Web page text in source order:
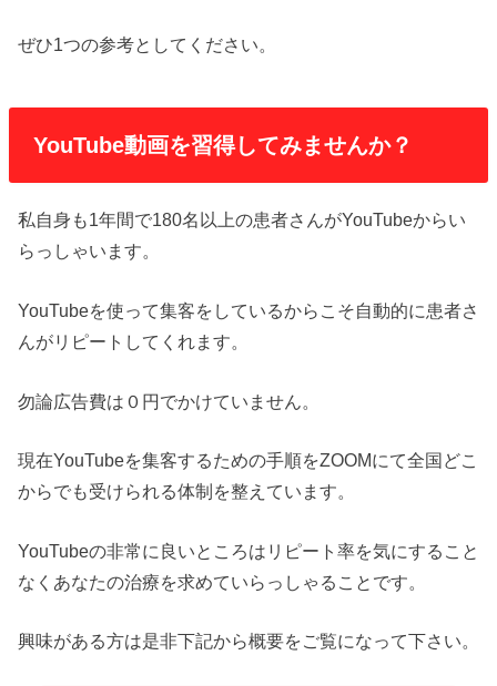
ぜひ1つの参考としてください。
YouTube動画を習得してみませんか？
私自身も1年間で180名以上の患者さんがYouTubeからい
らっしゃいます。
YouTubeを使って集客をしているからこそ自動的に患者さ
んがリピートしてくれます。
勿論広告費は０円でかけていません。
現在YouTubeを集客するための手順をZOOMにて全国どこ
からでも受けられる体制を整えています。
YouTubeの非常に良いところはリピート率を気にすること
なくあなたの治療を求めていらっしゃることです。
興味がある方は是非下記から概要をご覧になって下さい。